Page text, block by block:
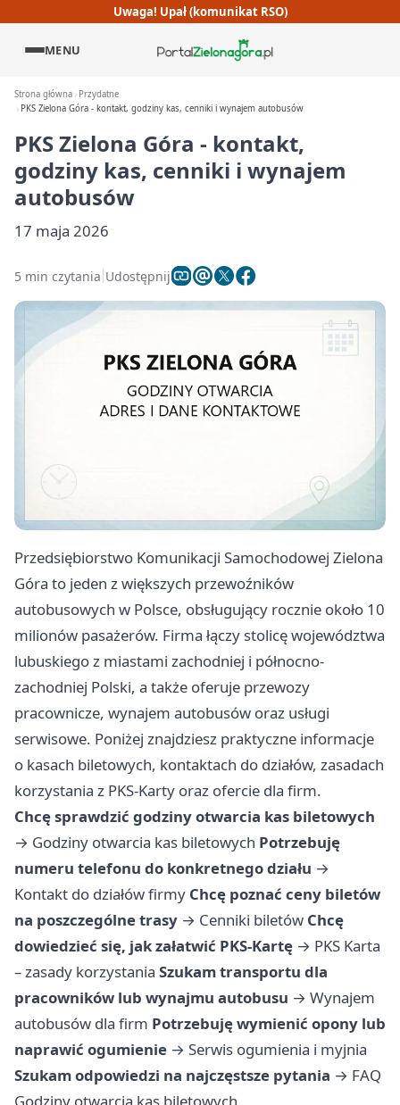
Uwaga! Upał (komunikat RSO)
MENU
Strona główna
Przydatne
PKS Zielona Góra - kontakt, godziny kas, cenniki i wynajem autobusów
PKS Zielona Góra - kontakt,
godziny kas, cenniki i wynajem
autobusów
17 maja 2026
5 min czytania Udostępnij
Przedsiębiorstwo Komunikacji Samochodowej Zielona
Góra to jeden z większych przewoźników
autobusowych w Polsce, obsługujący rocznie około 10
milionów pasażerów. Firma łączy stolicę województwa
lubuskiego z miastami zachodniej i północno-
zachodniej Polski, a także oferuje przewozy
pracownicze, wynajem autobusów oraz usługi
serwisowe. Poniżej znajdziesz praktyczne informacje
o kasach biletowych, kontaktach do działów, zasadach
korzystania z PKS-Karty oraz ofercie dla firm.
Chcę sprawdzić godziny otwarcia kas biletowych
→ Godziny otwarcia kas biletowych Potrzebuję
numeru telefonu do konkretnego działu →
Kontakt do działów firmy Chcę poznać ceny biletów
na poszczególne trasy → Cenniki biletów Chcę
dowiedzieć się, jak załatwić PKS-Kartę → PKS Karta
– zasady korzystania Szukam transportu dla
pracowników lub wynajmu autobusu → Wynajem
autobusów dla firm Potrzebuję wymienić opony lub
naprawić ogumienie → Serwis ogumienia i myjnia
Szukam odpowiedzi na najczęstsze pytania → FAQ